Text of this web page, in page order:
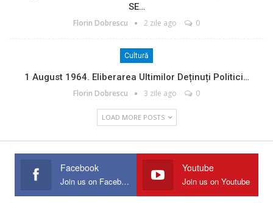
SE…
Florin Dobrescu 2 zile ago 0
Cultură
1 August 1964. Eliberarea Ultimilor Deținuți Politici…
Florin Dobrescu 3 zile ago 0
LOAD MORE POSTS
Facebook
Join us on Facebook
Youtube
Join us on Youtube